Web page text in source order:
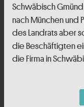
Schwäbisch Gmünd
nach München und
des Landrats aber
die Beschäftigten
die Firma in